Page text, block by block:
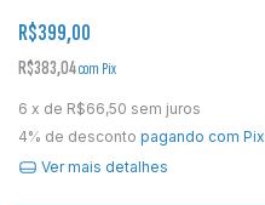
R$399,00
R$383,04com Pix
6 x de R$66,50 sem juros
4% de desconto pagando com Pix
Ver mais detalhes